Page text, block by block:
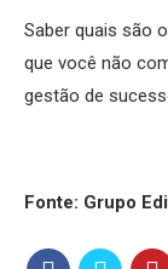
Saber quais são
que você não
gestão de
Fonte: Grupo